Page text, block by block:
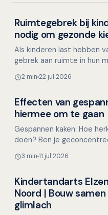
Kinderen en
Ruimtegebrek bij
nodig om gezonde
Als kinderen last hebben
gebrek aan ruimte in hun
i…
2 min 22 jul 2026
Mondgezondheid in relatie
Effecten van
hiermee om te gaan
Gespannen kaken: Hoe
doen? Ben je geconcentreerd bezig achter de computer,
3 min 11 jul 2026
Overig nieuws
Kindertandarts
Noord | Bouw
glimlach